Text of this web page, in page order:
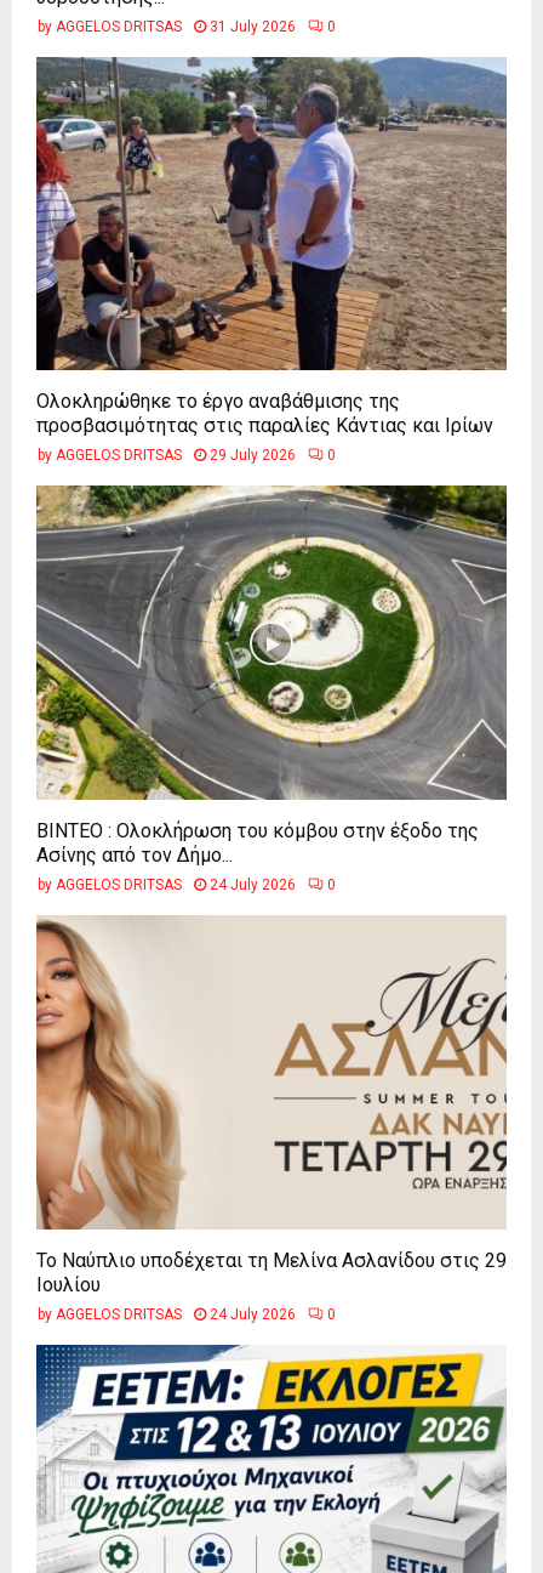
by AGGELOS DRITSAS 31 July 2026 0
Ολοκληρώθηκε το έργο αναβάθμισης της
προσβασιμότητας στις παραλίες Κάντιας και Ιρίων
by AGGELOS DRITSAS 29 July 2026 0
ΒΙΝΤΕΟ : Ολοκλήρωση του κόμβου στην έξοδο της
Ασίνης από τον Δήμο...
by AGGELOS DRITSAS 24 July 2026 0
Το Ναύπλιο υποδέχεται τη Μελίνα Ασλανίδου στις 29
Ιουλίου
by AGGELOS DRITSAS 24 July 2026 0